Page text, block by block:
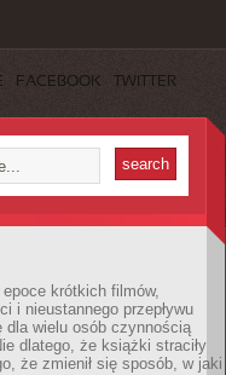
FACEBOOK TWITTER
krótkich filmów,
i nieustannego przepływu
dla wielu osób czynnością
dlatego, że książki straciły
że zmienił się sposób, w jaki